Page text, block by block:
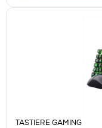
TASTIERE GAMING